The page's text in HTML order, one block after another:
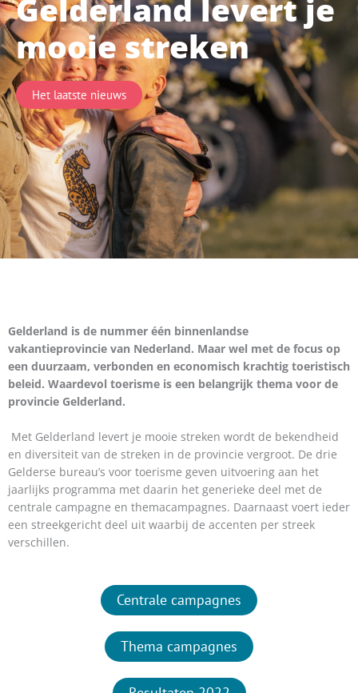
Gelderland levert je
mooie streken
Het laatste nieuws
Gelderland is de nummer één binnenlandse
vakantieprovincie van Nederland. Maar wel met de focus op
een duurzaam, verbonden en economisch krachtig toeristisch
beleid. Waardevol toerisme is een belangrijk thema voor de
provincie Gelderland.
Met Gelderland levert je mooie streken wordt de bekendheid
en diversiteit van de streken in de provincie vergroot. De drie
Gelderse bureau’s voor toerisme geven uitvoering aan het
jaarlijks programma met daarin het generieke deel met de
centrale campagne en themacampagnes. Daarnaast voert ieder
een streekgericht deel uit waarbij de accenten per streek
verschillen.
Centrale campagnes
Thema campagnes